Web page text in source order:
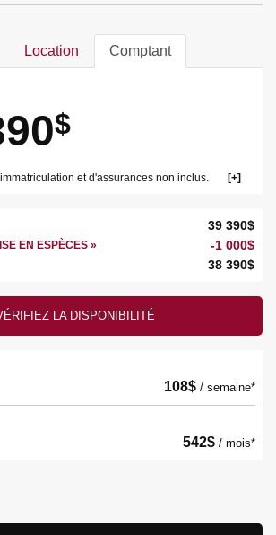
Location Comptant
$
et d'assurances non inclus.
39 390$
EN ESPÈCES » -1 000$
38 390$
LA DISPONIBILITÉ
108$ / semaine*
542$ / mois*